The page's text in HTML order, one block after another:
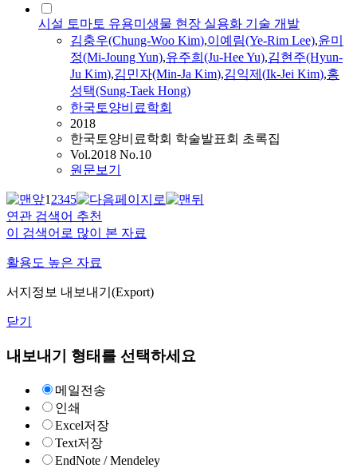
시설 토마토 유용미생물 현장 실용화 기술 개발
김충우(Chung-Woo Kim),이예림(Ye-Rim Lee),윤미
정(Mi-Joung Yun),유주희(Ju-Hee Yu),김현주(Hyun-
Ju Kim),김민자(Min-Ja Kim),김익제 (Ik-Jei Kim),홍
성택(Sung-Taek Hong)
한국토양비료학회
2018
한국토양비료학회 학술발표회 초록집
Vol.2018 No.10
원문보기
12345
연관 검색어 추천
이 검색어로 많이 본 자료
활용도 높은 자료
서지정보 내보내기(Export)
닫기
내보내기 형태를 선택하세요
메일전송
인쇄
Excel저장
Text저장
EndNote / Mendeley